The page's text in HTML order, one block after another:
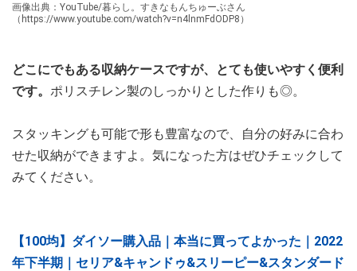
画像出典：YouTube/暮らし。すきなもんちゅーぶさん
（https://www.youtube.com/watch?v=n4lnmFdODP8）
どこにでもある収納ケースですが、とても使いやすく便利
です。 ポリスチレン製のしっかりとした作りも◎。
スタッキングも可能で形も豊富なので、自分の好みに合わ
せた収納ができますよ。気になった方はぜひチェックして
みてください。
【100均】ダイソー購入品｜本当に買ってよかった｜2022
年下半期｜セリア&キャンドゥ&スリーピー&スタンダード